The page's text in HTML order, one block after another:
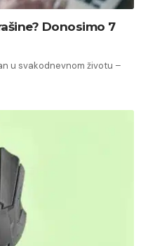
Donosimo 7
u svakodnevnom životu –